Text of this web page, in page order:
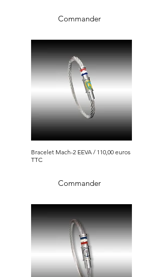
Commander
Bracelet Mach-2 EEVA / 110,00 euros
TTC
Commander